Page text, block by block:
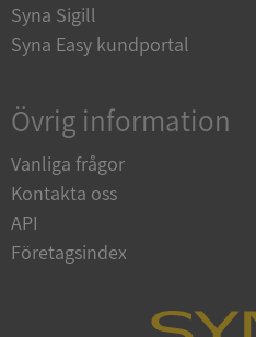
Syna Sigill
Syna Easy kundportal
Övrig information
Vanliga frågor
Kontakta oss
API
Företagsindex
__RequestVerificationToken
ARRAffinitySameSite